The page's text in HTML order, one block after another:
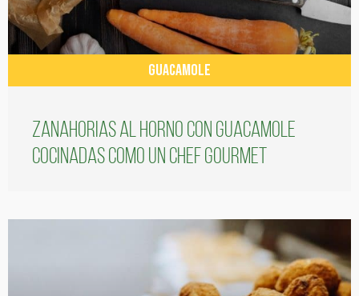
GUACAMOLE
Zanahorias al horno con guacamole
cocinadas como un chef gourmet